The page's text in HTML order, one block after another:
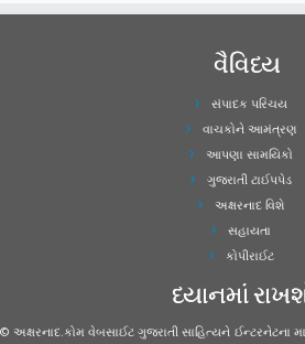
વૈવિધ્ય
સંપાદક પરિચય
વાચકોને આમંત્રણ
આપણા સામયિકો
ગુજરાતી ટાઈપપેડ
અક્ષરનાદ વિશે
સહાયતા
કોપીરાઈટ
ધ્યાનમાં
© અક્ષરનાદ.કોમ વેબસાઈટ ગુજરાતી સાહિત્યને ઈન્ટરનેટના